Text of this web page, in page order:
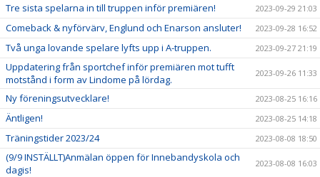
Tre sista spelarna in till truppen inför premiären! 2023-09-29 21:03
Comeback & nyförvärv, Englund och Enarson ansluter! 2023-09-28 16:52
Två unga lovande spelare lyfts upp i A-truppen. 2023-09-27 21:19
Uppdatering från sportchef inför premiären mot tufft
motstånd i form av Lindome på lördag.
2023-09-26 11:33
Ny föreningsutvecklare! 2023-08-25 16:16
Äntligen! 2023-08-25 14:18
Träningstider 2023/24 2023-08-08 18:50
(9/9 INSTÄLLT)Anmälan öppen för Innebandyskola och
dagis!
2023-08-08 16:03